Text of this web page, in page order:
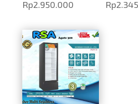
Rp2.950.000 Rp